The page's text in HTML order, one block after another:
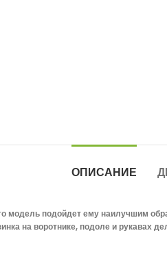
ОПИСАНИЕ
модель подойдет ему наилучшим
на воротнике, подоле и рукавах